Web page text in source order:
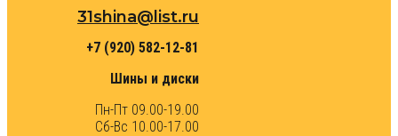
31shina@list.ru
+7 (920) 582-12-81
Шины и диски
Пн-Пт 09.00-19.00
Сб-Вс 10.00-17.00